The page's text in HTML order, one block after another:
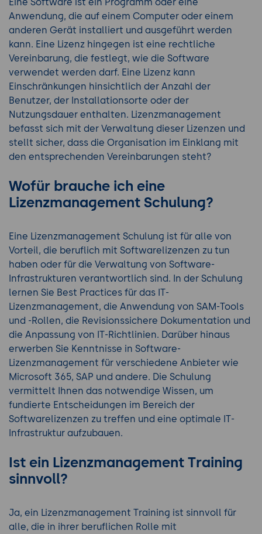
Anwendung, die auf einem Computer oder einem
anderen Gerät installiert und ausgeführt werden
kann. Eine Lizenz hingegen ist eine rechtliche
Vereinbarung, die festlegt, wie die Software
verwendet werden darf. Eine Lizenz kann
Einschränkungen hinsichtlich der Anzahl der
Benutzer, der Installationsorte oder der
Nutzungsdauer enthalten. Lizenzmanagement
befasst sich mit der Verwaltung dieser Lizenzen und
stellt sicher, dass die Organisation im Einklang mit
den entsprechenden Vereinbarungen steht?
Wofür brauche ich eine
Lizenzmanagement Schulung?
Eine Lizenzmanagement Schulung ist für alle von
Vorteil, die beruflich mit Softwarelizenzen zu tun
haben oder für die Verwaltung von Software-
Infrastrukturen verantwortlich sind. In der Schulung
lernen Sie Best Practices für das IT-
Lizenzmanagement, die Anwendung von SAM-Tools
und -Rollen, die Revisionssichere Dokumentation und
die Anpassung von IT-Richtlinien. Darüber hinaus
erwerben Sie Kenntnisse in Software-
Lizenzmanagement für verschiedene Anbieter wie
Microsoft 365, SAP und andere. Die Schulung
vermittelt Ihnen das notwendige Wissen, um
fundierte Entscheidungen im Bereich der
Softwarelizenzen zu treffen und eine optimale IT-
Infrastruktur aufzubauen.
Ist ein Lizenzmanagement Training
sinnvoll?
Ja, ein Lizenzmanagement Training ist sinnvoll für
alle, die in ihrer beruflichen Rolle mit